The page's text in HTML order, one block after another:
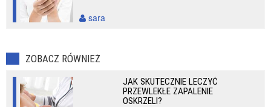
sara
ZOBACZ RÓWNIEŻ
JAK SKUTECZNIE LECZYĆ
PRZEWLEKŁE ZAPALENIE
OSKRZELI?